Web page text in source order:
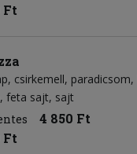
Ft
csirkemell paradicsom
feta sajt sajt
4 850 Ft
Ft